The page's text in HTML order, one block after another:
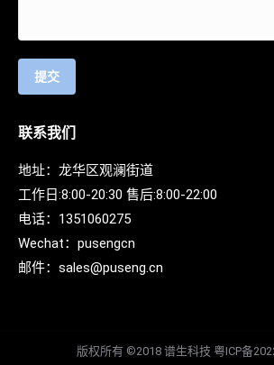
提交
联系我们
地址：龙华区观澜街道
工作日:8:00-20:30 售后:8:00-22:00
电话： 1351060275
Wechat： pusengcn
邮件： sales@puseng.cn
版权所有 ©2018 谱生科技 粤ICP备